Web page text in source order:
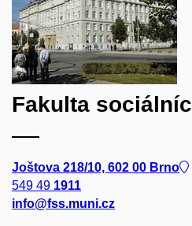
Fakulta
Joštova 218/10, 602 00 Brno
549 49 1911
info@fss.muni.cz